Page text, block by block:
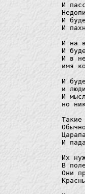
И
И
И
И на
И
И в
имя
И
и
И
но
И
Их
В
Они